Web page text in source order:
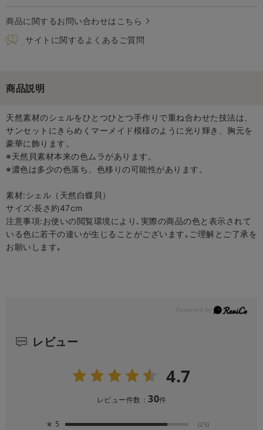
商品に関するお問い合わせはこちら
サイトに関するよくあるご質問
商品説明
天然素材のシェルをひとつひとつ手作りで重ね合わせた技法は、
サンセットにきらめくマーメイド模様のように光り輝き、胸元を
豪華に飾ります。
※天然貝素材本来の色ムラがあります。
※濃色は多少の色落ち、色移りの可能性があります。
素材:シェル（天然白蝶貝）
サイズ:長さ約47cm
注意事項:お使いの閲覧環境により､実際の商品の色と表示されて
いる色に若干の違いが生じることがございます｡ご理解とご了承を
お願いします｡
レビュー
4.7
レビュー件数： 30件
★ 5 (25)